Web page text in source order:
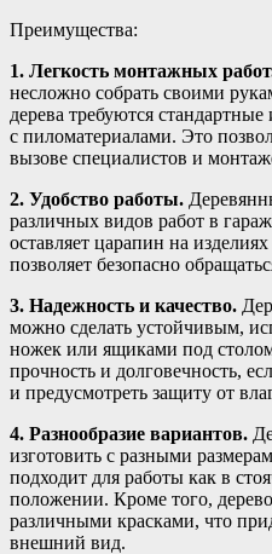
Преимущества:
1. Легкость монтажных
несложно собрать своими
дерева требуются
с пиломатериалами. Это
вызове специалистов и
2. Удобство работы.
различных видов работ в
оставляет царапин на
позволяет безопасно
3. Надежность и качество.
можно сделать устойчивым,
ножек или ящиками под
прочность и долговечность,
и предусмотреть защиту от
4. Разнообразие вариантов.
изготовить с разными
подходит для работы как в
положении. Кроме того,
различными красками, что
внешний вид.